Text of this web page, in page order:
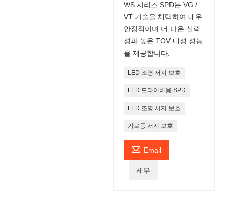
WS 시리즈 SPD는 VG /
VT 기술을 채택하여 매우
안정적이며 더 나은 신뢰
성과 높은 TOV 내성 성능
을 제공합니다.
LED 조명 서지 보호
LED 드라이버용 SPD
LED 조명 서지 보호
가로등 서지 보호
 Email
세부